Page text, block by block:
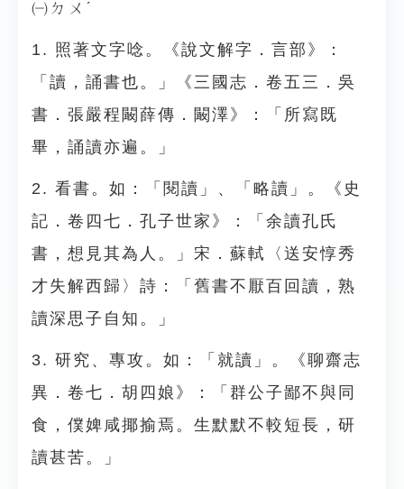
㈠ㄉㄨˊ
1. 照著文字唸。《說文解字．言部》：
「讀，誦書也。」《三國志．卷五三．吳
書．張嚴程闞薛傳．闞澤》：「所寫既
畢，誦讀亦遍。」
2. 看書。如：「閱讀」、「略讀」。《史
記．卷四七．孔子世家》：「余讀孔氏
書，想見其為人。」宋．蘇軾〈送安惇秀
才失解西歸〉詩：「舊書不厭百回讀，熟
讀深思子自知。」
3. 研究、專攻。如：「就讀」。《聊齋志
異．卷七．胡四娘》：「群公子鄙不與同
食，僕婢咸揶揄焉。生默默不較短長，研
讀甚苦。」